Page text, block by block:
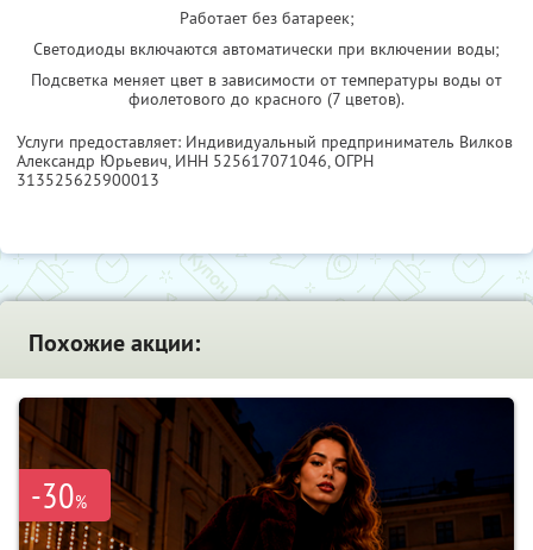
Работает без батареек;
Светодиоды включаются автоматически при включении воды;
Подсветка меняет цвет в зависимости от температуры воды от
фиолетового до красного (7 цветов).
Услуги предоставляет: Индивидуальный предприниматель Вилков
Александр Юрьевич, ИНН 525617071046, ОГРН
313525625900013
Похожие акции:
-30%